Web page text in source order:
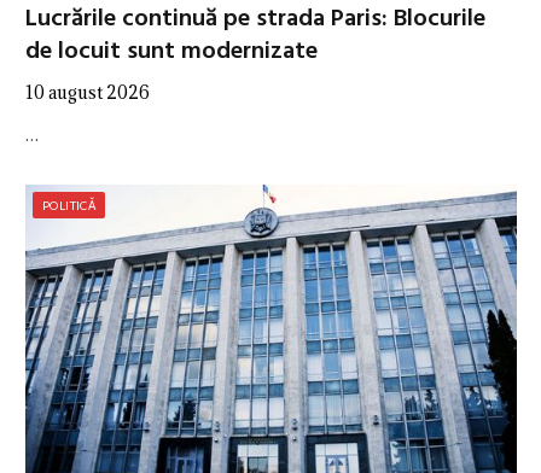
Lucrările continuă pe strada Paris: Blocurile
de locuit sunt modernizate
10 august 2026
…
POLITICĂ